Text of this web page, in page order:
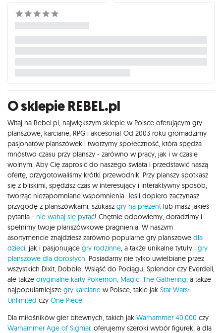
O sklepie REBEL.pl
Witaj na Rebel.pl, największym sklepie w Polsce oferującym gry
planszowe, karciane, RPG i akcesoria! Od 2003 roku gromadzimy
pasjonatów planszówek i tworzymy społeczność, która spędza
mnóstwo czasu przy planszy - zarówno w pracy, jak i w czasie
wolnym. Aby Cię zaprosić do naszego świata i przedstawić naszą
ofertę, przygotowaliśmy krótki przewodnik. Przy planszy spotkasz
się z bliskimi, spędzisz czas w interesujący i interaktywny sposób,
tworząc niezapomniane wspomnienia. Jeśli dopiero zaczynasz
przygodę z planszówkami, szukasz gry na prezent lub masz jakieś
pytania - nie wahaj się pytać! Chętnie odpowiemy, doradzimy i
spełnimy twoje planszówkowe pragnienia. W naszym
asortymencie znajdziesz zarówno popularne gry planszowe dla
dzieci, jak i pasjonujące gry rodzinne, a także unikalne tytuły i gry
planszowe dla dorosłych. Posiadamy nie tylko uwielbiane przez
wszystkich Dixit, Dobble, Wsiąść do Pociągu, Splendor czy Everdell,
ale także oryginalne karty Pokemon, Magic: The Gathering, a także
najpopularniejsze gry karciane w Polsce, takie jak Star Wars:
Unlimited czy One Piece.
Dla miłośników gier bitewnych, takich jak Warhammer 40,000 czy
Warhammer Age of Sigmar, oferujemy szeroki wybór figurek, a dla